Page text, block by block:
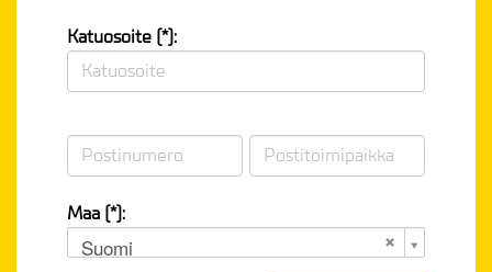
Katuosoite (*):
Maa (*):
Suomi